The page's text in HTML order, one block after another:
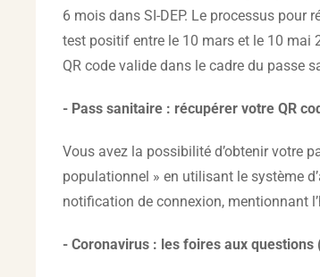
6 mois dans SI-DEP. Le processus pour
test positif entre le 10 mars et le 10 mai
QR code valide dans le cadre du passe
- Pass sanitaire : récupérer votre QR
Vous avez la possibilité d’obtenir votre
populationnel » en utilisant le système
notification de connexion, mentionnant
- Coronavirus : les foires aux questions